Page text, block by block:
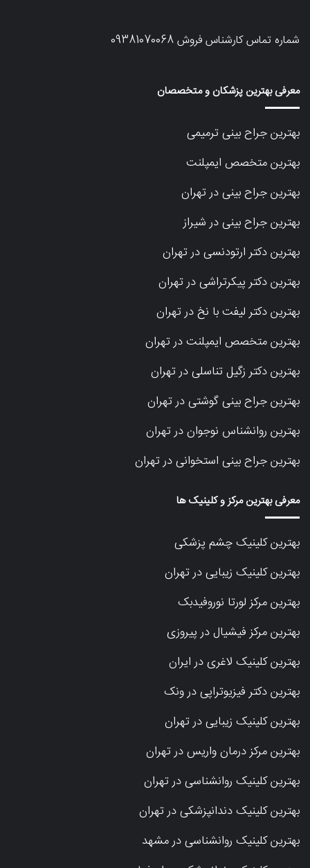
شماره تماس کارشناس فروش09381070068
معرفی بهترین پزشکان و متخصصان
بهترین جراح بینی ترمیمی
بهترین متخصص ایمپلنت
بهترین جراح بینی در تهران
بهترین جراح بینی در شیراز
بهترین دکتر ارتودنسی در تهران
بهترین دکتر پیکرتراشی در تهران
بهترین دکتر لیفت با نخ در تهران
بهترین متخصص ایمپلنت در تهران
بهترین دکتر زگیل تناسلی در تهران
بهترین جراح بینی گوشتی در تهران
بهترین روانشناس نوجوان در تهران
بهترین جراح بینی استخوانی در تهران
معرفی بهترین مرکز و کلینیک ها
بهترین کلینیک چشم پزشکی
بهترین کلینیک زیبایی در تهران
بهترین مرکز لورتا نوروفیدبک
بهترین مرکز فیشیال در پیروزی
بهترین کلینیک لاغری در ایران
بهترین دکتر فیزیوتراپی در ونک
بهترین کلینیک زیبایی در تهران
بهترین مرکز درمان واریس در تهران
بهترین کلینیک روانشناسی در تهران
بهترین کلینیک دندانپزشکی در تهران
بهترین کلینیک روانشناسی در مشهد